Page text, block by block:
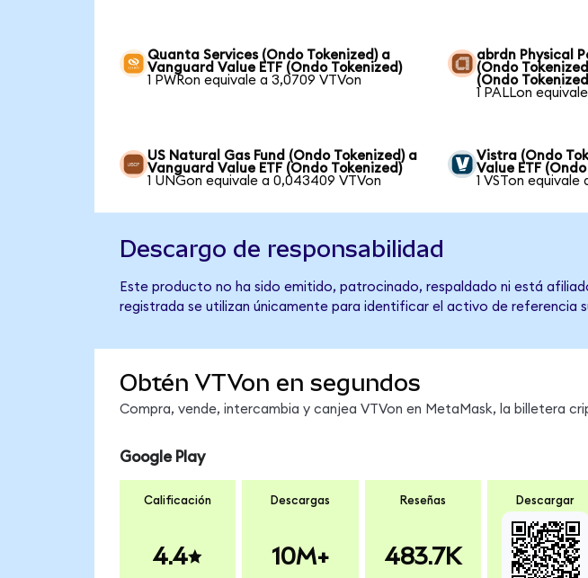
Quanta Services (Ondo Tokenized) a
Vanguard Value ETF (Ondo Tokenized)
1 PWRon equivale a 3,0709 VTVon
abrdn Physical
(Ondo
(Ondo
1 PALLon
US Natural Gas Fund (Ondo Tokenized) a
Vanguard Value ETF (Ondo Tokenized)
1 UNGon equivale a 0,043409 VTVon
Vistra (Ondo
Value ETF
1 VSTon equivale
Descargo de responsabilidad
Este producto no ha sido emitido, patrocinado, respaldado ni está
registrada se utilizan únicamente para identificar el activo de referencia
Obtén VTVon en segundos
Compra, vende, intercambia y canjea VTVon en MetaMask, la billetera
Google Play
Calificación
4.4
Descargas
10M+
Reseñas
483.7K
Descargar